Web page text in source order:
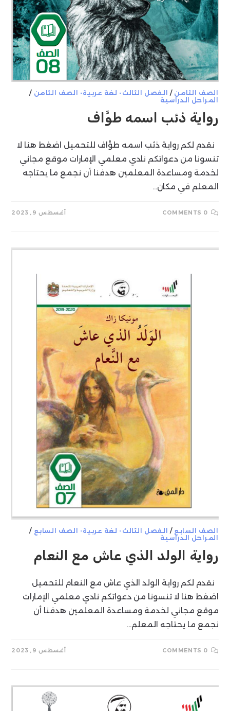
الصف الثامن / الفصل الثالث- لغة عربية- الصف الثامن /
المراحل الدراسية
رواية ذئب اسمه طوَّاف
نقدم لكم رواية ذئب اسمه طوَّاف للتحميل اضغط هنا لا
تنسونا من دعواتكم نادي معلمي الإمارات موقع مجاني
لخدمة ومساعدة المعلمين هدفنا أن نجمع ما يحتاجه
المعلم في مكان…
0 COMMENTS أغسطس 9, 2023
الصف السابع / الفصل الثالث- لغة عربية- الصف السابع /
المراحل الدراسية
رواية الولد الذي عاش مع النعام
نقدم لكم رواية الولد الذي عاش مع النعام للتحميل
اضغط هنا لا تنسونا من دعواتكم نادي معلمي الإمارات
موقع مجاني لخدمة ومساعدة المعلمين هدفنا أن
نجمع ما يحتاجه المعلم…
0 COMMENTS أغسطس 9, 2023